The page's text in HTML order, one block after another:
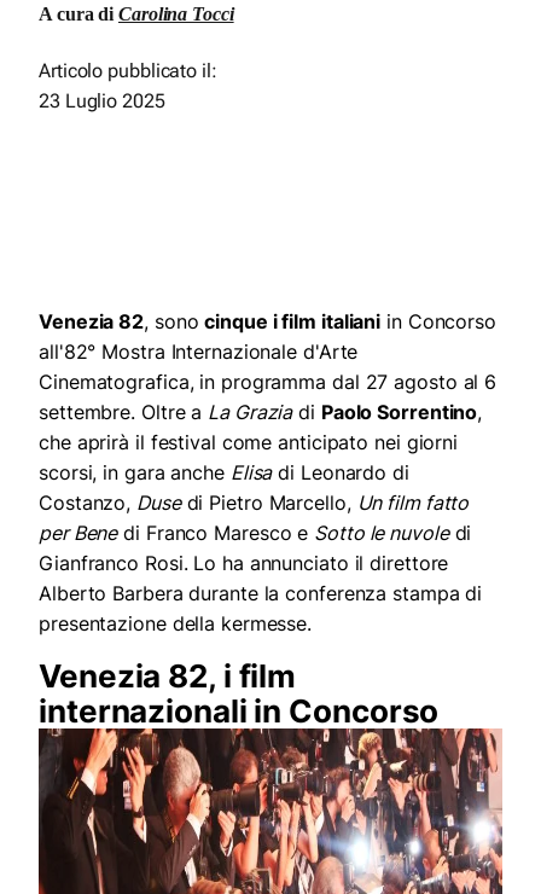
A cura di Carolina Tocci
Articolo pubblicato il:
23 Luglio 2025
Venezia 82, sonocinque i film italiani in Concorso
all'82° Mostra Internazionale d'Arte
Cinematografica, in programma dal 27 agosto al 6
settembre. Oltre a La Graziadi Paolo Sorrentino,
che aprirà il festival come anticipato nei giorni
scorsi, in gara anche Elisadi Leonardo di
Costanzo, Dusedi Pietro Marcello, Un film fatto
per Benedi Franco Maresco e Sotto le nuvoledi
Gianfranco Rosi. Lo ha annunciato il direttore
Alberto Barbera durante la conferenza stampa di
presentazione della kermesse.
Venezia 82, i film
internazionali in Concorso